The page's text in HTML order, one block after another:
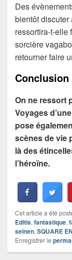
Des
bientôt discuter
ressortira-t-elle
sorcière
retourner faire
Conclusion
On ne ressort
Voyages
pose
scènes de vie
là des
l’héroïne.
Cet article a été
Editis, fantastique,
seinen, SQUARE
Enregistrer le